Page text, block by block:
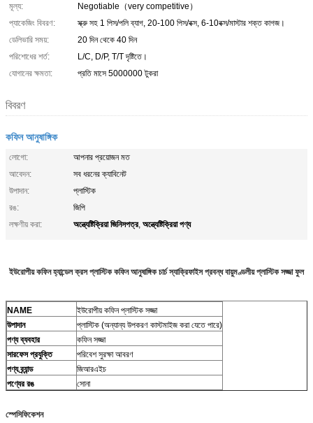
মূল্য:
Negotiable（very competitive）
প্যাকেজিং বিবরণ:
স্ক্রু সহ 1 পিস/পলি ব্যাগ, 20-100 পিস/বক্স, 6-10বক্স/মাস্টার শক্ত কাগজ।
ডেলিভারি সময়:
20 দিন থেকে 40 দিন
পরিশোধের শর্ত:
L/C, D/P, T/T দৃষ্টিতে।
যোগানের ক্ষমতা:
প্রতি মাসে 5000000 টুকরা
বিবরণ
কফিন আনুষাঙ্গিক
লোগো:
আপনার প্রয়োজন মত
আবেদন:
সব ধরনের ক্যাবিনেট
উপাদান:
প্লাস্টিক
রঙ:
জিপি
লক্ষণীয় করা:
অন্ত্যেষ্টিক্রিয়া জিনিসপত্র, অন্ত্যেষ্টিক্রিয়া পণ্য
ইউরোপীয় কফিন হ্যান্ডেল ক্রস প্লাস্টিক কফিন আনুষাঙ্গিক চার্চ স্যাক্রিফাইস প্রবন্ধ বায়ুমণ্ডলীয় প্লাস্টিক সজ্জা ফুল
NAME
ইউরোপীয় কফিন প্লাস্টিক সজ্জা
উপাদান
প্লাস্টিক (অন্যান্য উপকরণ কাস্টমাইজ করা যেতে পারে)
পণ্য ব্যবহার
কফিন সজ্জা
সারফেস প্রযুক্তি
পরিবেশ সুরক্ষা আবরণ
পণ্য ব্র্যান্ড
জিআরএইচ
পণ্যের রঙ
সোনা
স্পেসিফিকেশন